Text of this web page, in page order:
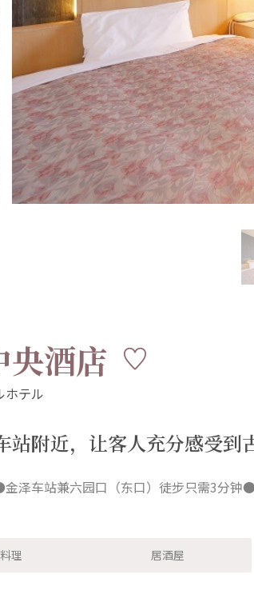
央酒店
站附近，让客人充分感受到
泽车站兼六园口（东口）徒步只需3分
理 居酒屋